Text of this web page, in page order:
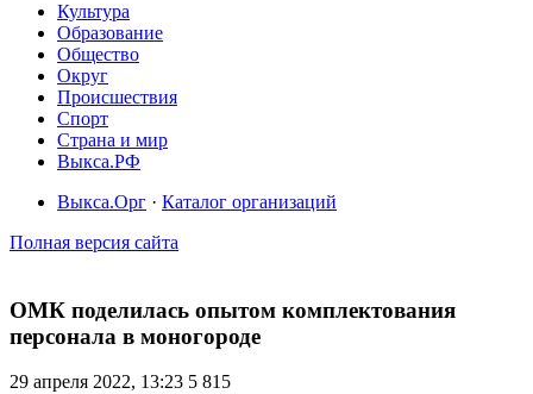
Культура
Образование
Общество
Округ
Происшествия
Спорт
Страна и мир
Выкса.РФ
Выкса.Орг · Каталог организаций
Полная версия сайта
ОМК поделилась опытом комплектования
персонала в моногороде
29 апреля 2022, 13:23 5 815